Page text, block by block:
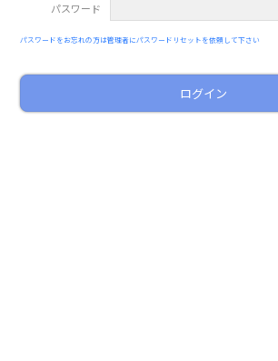
パスワード
パスワードをお忘れの方は管理者にパスワードリセットを依頼して下さい
ログイン